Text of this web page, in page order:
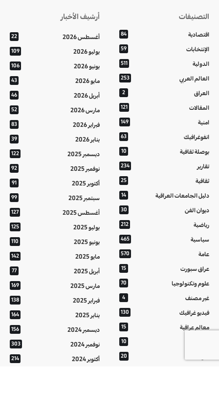
التصنيفات
اقتصادية 84
الإنتخابات 59
الدولية 511
العالم العربي 253
العراق 2
المقالات 121
امنية 149
انفوغرافيك 63
بوصلة ثقافية 10
تقارير 234
ثقافية 25
دليل الجامعات العراقية 14
ديوان الفن 30
رياضية 212
سياسية 465
عامة 570
عراق سبورت 15
علوم وتكنولوجيا 70
غير مصنف 4
فيديو غرافيك 130
معالم عراقية 15
10
20
أرشيف الأخبار
أغسطس 2026 22
يوليو 2026 109
يونيو 2026 106
مايو 2026 43
أبريل 2026 46
مارس 2026 52
فبراير 2026 83
يناير 2026 39
ديسمبر 2025 122
نوفمبر 2025 92
أكتوبر 2025 91
سبتمبر 2025 99
أغسطس 2025 127
يوليو 2025 125
يونيو 2025 110
مايو 2025 142
أبريل 2025 77
مارس 2025 169
فبراير 2025 138
يناير 2025 164
ديسمبر 2024 156
نوفمبر 2024 303
أكتوبر 2024 214